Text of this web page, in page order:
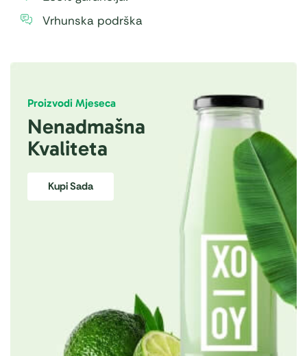
Vrhunska podrška
Proizvodi Mjeseca
Nenadmašna
Kvaliteta
Kupi Sada